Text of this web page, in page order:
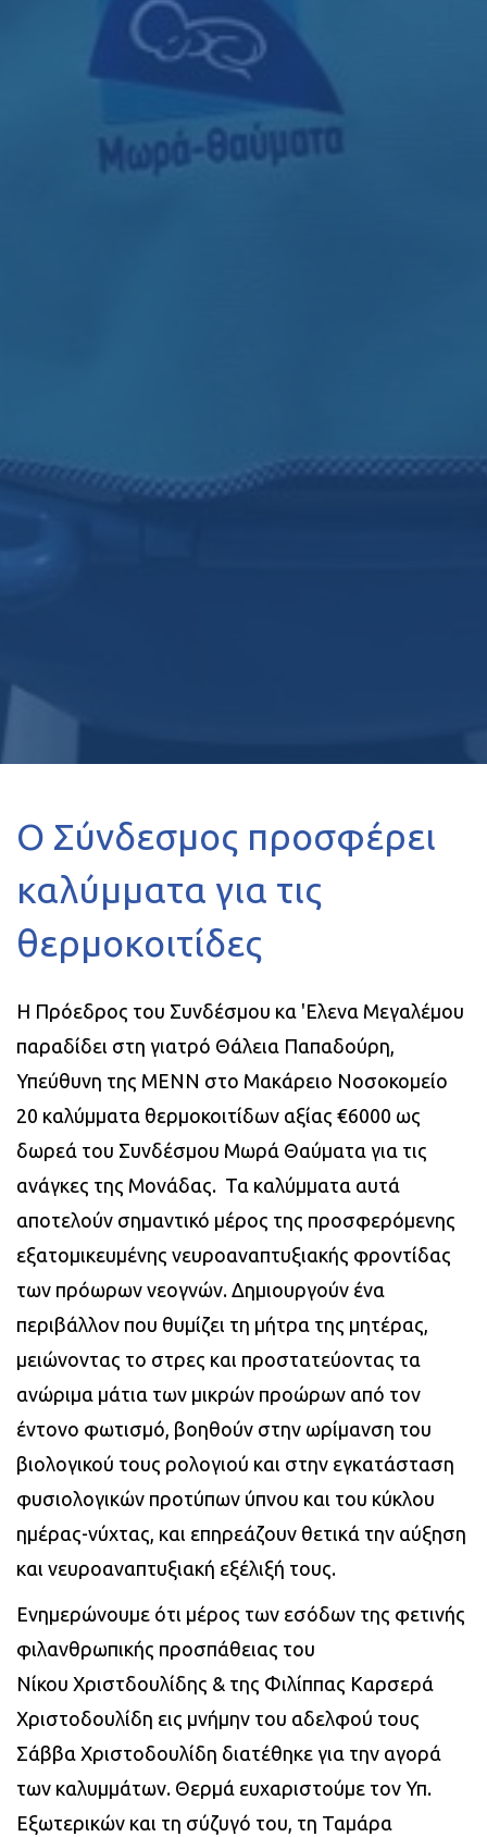
Ο Σύνδεσμος προσφέρει
καλύμματα για τις
θερμοκοιτίδες
Η Πρόεδρος του Συνδέσμου κα 'Ελενα Μεγαλέμου
παραδίδει στη γιατρό Θάλεια Παπαδούρη,
Υπεύθυνη της ΜΕΝΝ στο Μακάρειο Νοσοκομείο
20 καλύμματα θερμοκοιτίδων αξίας €6000 ως
δωρεά του Συνδέσμου Μωρά Θαύματα για τις
ανάγκες της Μονάδας. Τα καλύμματα αυτά
αποτελούν σημαντικό μέρος της προσφερόμενης
εξατομικευμένης νευροαναπτυξιακής φροντίδας
των πρόωρων νεογνών. Δημιουργούν ένα
περιβάλλον που θυμίζει τη μήτρα της μητέρας,
μειώνοντας το στρες και προστατεύοντας τα
ανώριμα μάτια των μικρών προώρων από τον
έντονο φωτισμό, βοηθούν στην ωρίμανση του
βιολογικού τους ρολογιού και στην εγκατάσταση
φυσιολογικών προτύπων ύπνου και του κύκλου
ημέρας-νύχτας, και επηρεάζουν θετικά την αύξηση
και νευροαναπτυξιακή εξέλιξή τους.
Ενημερώνουμε ότι μέρος των εσόδων της φετινής
φιλανθρωπικής προσπάθειας του
Νίκου Χριστδουλίδης & της Φιλίππας Καρσερά
Χριστοδουλίδη εις μνήμην του αδελφού τους
Σάββα Χριστοδουλίδη διατέθηκε για την αγορά
των καλυμμάτων. Θερμά ευχαριστούμε τον Υπ.
Εξωτερικών και τη σύζυγό του, τη Ταμάρα